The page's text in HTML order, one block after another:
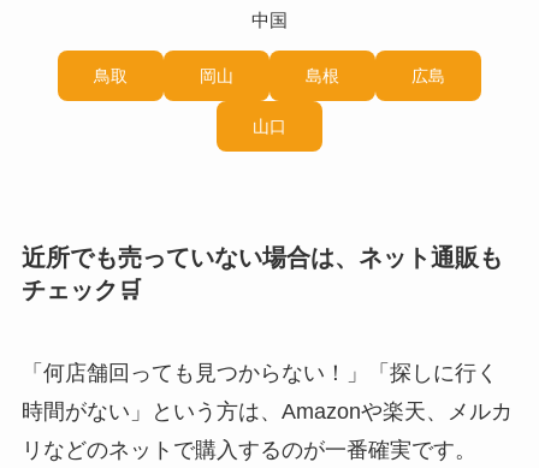
中国
鳥取 岡山 島根 広島
山口
近所でも売っていない場合は、ネット通販も
チェック🛒
「何店舗回っても見つからない！」「探しに行く
時間がない」という方は、Amazonや楽天、メルカ
リなどのネットで購入するのが一番確実です。